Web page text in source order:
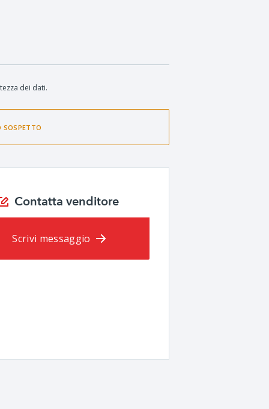
dei dati.
SOSPETTO
Contatta venditore
Scrivi messaggio